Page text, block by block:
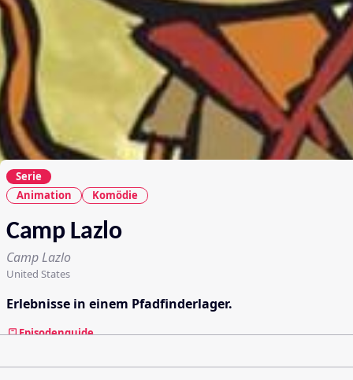
Serie
Animation
Komödie
Camp Lazlo
Camp Lazlo
United States
Erlebnisse in einem Pfadfinderlager.
Episodenguide